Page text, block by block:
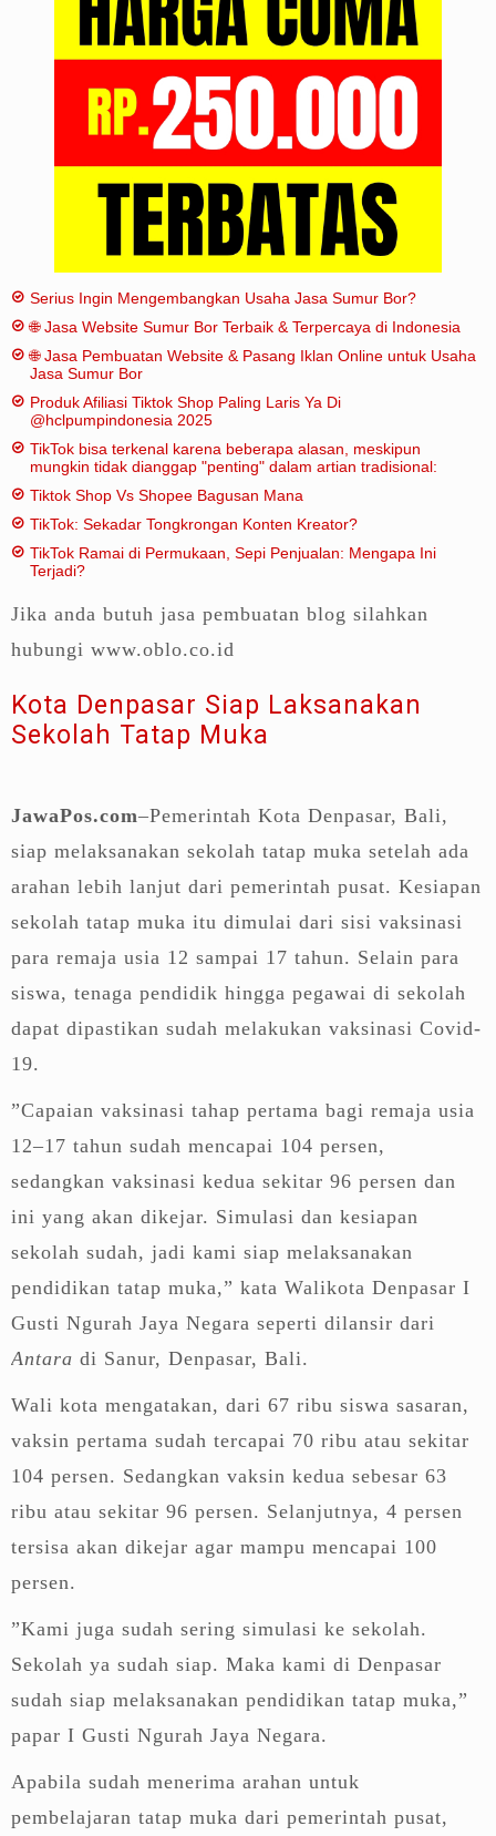
Serius Ingin Mengembangkan Usaha Jasa Sumur Bor?
🌐 Jasa Website Sumur Bor Terbaik & Terpercaya di Indonesia
🌐 Jasa Pembuatan Website & Pasang Iklan Online untuk Usaha
Jasa Sumur Bor
Produk Afiliasi Tiktok Shop Paling Laris Ya Di
@hclpumpindonesia 2025
TikTok bisa terkenal karena beberapa alasan, meskipun
mungkin tidak dianggap "penting" dalam artian tradisional:
Tiktok Shop Vs Shopee Bagusan Mana
TikTok: Sekadar Tongkrongan Konten Kreator?
TikTok Ramai di Permukaan, Sepi Penjualan: Mengapa Ini
Terjadi?
Jika anda butuh jasa pembuatan blog silahkan
hubungi www.oblo.co.id
Kota Denpasar Siap Laksanakan
Sekolah Tatap Muka
JawaPos.com–Pemerintah Kota Denpasar, Bali,
siap melaksanakan sekolah tatap muka setelah ada
arahan lebih lanjut dari pemerintah pusat. Kesiapan
sekolah tatap muka itu dimulai dari sisi vaksinasi
para remaja usia 12 sampai 17 tahun. Selain para
siswa, tenaga pendidik hingga pegawai di sekolah
dapat dipastikan sudah melakukan vaksinasi Covid-
19.
”Capaian vaksinasi tahap pertama bagi remaja usia
12–17 tahun sudah mencapai 104 persen,
sedangkan vaksinasi kedua sekitar 96 persen dan
ini yang akan dikejar. Simulasi dan kesiapan
sekolah sudah, jadi kami siap melaksanakan
pendidikan tatap muka,” kata Walikota Denpasar I
Gusti Ngurah Jaya Negara seperti dilansir dari
Antara di Sanur, Denpasar, Bali.
Wali kota mengatakan, dari 67 ribu siswa sasaran,
vaksin pertama sudah tercapai 70 ribu atau sekitar
104 persen. Sedangkan vaksin kedua sebesar 63
ribu atau sekitar 96 persen. Selanjutnya, 4 persen
tersisa akan dikejar agar mampu mencapai 100
persen.
”Kami juga sudah sering simulasi ke sekolah.
Sekolah ya sudah siap. Maka kami di Denpasar
sudah siap melaksanakan pendidikan tatap muka,”
papar I Gusti Ngurah Jaya Negara.
Apabila sudah menerima arahan untuk
pembelajaran tatap muka dari pemerintah pusat,
Sitemap